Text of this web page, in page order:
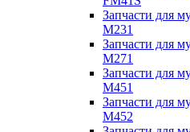
Запчасти для
M231
Запчасти для
M271
Запчасти для
M451
Запчасти для
M452